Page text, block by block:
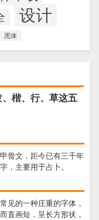
设计
黑体
楷、行、草这五
骨文，距今已有三千年
，主要用于占卜。
见的一种庄重的字体，
直画短，呈长方形状，